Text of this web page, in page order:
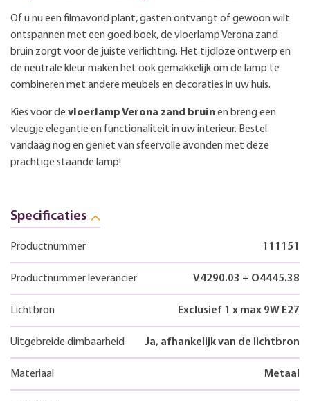
Of u nu een filmavond plant, gasten ontvangt of gewoon wilt
ontspannen met een goed boek, de vloerlamp Verona zand
bruin zorgt voor de juiste verlichting. Het tijdloze ontwerp en
de neutrale kleur maken het ook gemakkelijk om de lamp te
combineren met andere meubels en decoraties in uw huis.
Kies voor de vloerlamp Verona zand bruinen breng een
vleugje elegantie en functionaliteit in uw interieur. Bestel
vandaag nog en geniet van sfeervolle avonden met deze
prachtige staande lamp!
Specificaties
Productnummer 111151
Productnummer leverancier V4290.03 + O4445.38
Lichtbron Exclusief 1 x max 9W E27
Uitgebreide dimbaarheid Ja, afhankelijk van de lichtbron
Materiaal Metaal